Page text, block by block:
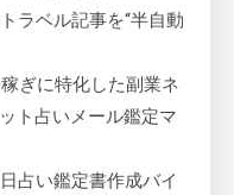
ラベル記事を“半自動
ぎに特化した副業ネ
ト占いメール鑑定マ
占い鑑定書作成バイ